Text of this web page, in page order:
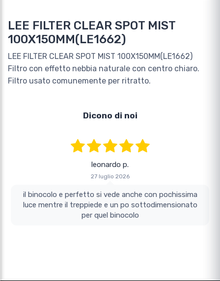
LEE FILTER CLEAR SPOT MIST
100X150MM(LE1662)
LEE FILTER CLEAR SPOT MIST 100X150MM(LE1662)
Filtro con effetto nebbia naturale con centro chiaro.
Filtro usato comunemente per ritratto.
Dicono di noi
leonardo p.
27 luglio 2026
il binocolo e perfetto si vede anche con pochissima
luce mentre il treppiede e un po sottodimensionato
per quel binocolo